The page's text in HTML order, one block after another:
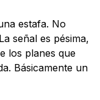
estafa. No
señal es pésima,
los planes que
Básicamente un